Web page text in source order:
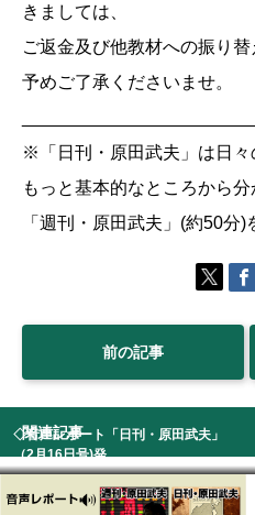
きましては、
ご返金及び他教材への振り替
予めご了承くださいませ。
※「日刊・原田武夫」は日々
もっと基本的なところから
「週刊・原田武夫」(約50分)
前の記事
関連記事
◇音声レポート「日刊・原田武夫」
（2月16日号)発...